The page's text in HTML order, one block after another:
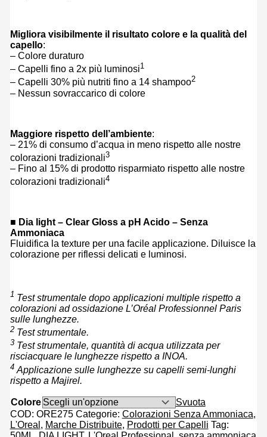
Migliora visibilmente il risultato colore e la qualità del
capello:
– Colore duraturo
– Capelli fino a 2x più luminosi1
– Capelli 30% più nutriti fino a 14 shampoo2
– Nessun sovraccarico di colore
Maggiore rispetto dell’ambiente:
– 21% di consumo d’acqua in meno rispetto alle nostre
colorazioni tradizionali3
– Fino al 15% di prodotto risparmiato rispetto alle nostre
colorazioni tradizionali4
■ Dia light – Clear Gloss a pH Acido – Senza
Ammoniaca
Fluidifica la texture per una facile applicazione. Diluisce la
colorazione per riflessi delicati e luminosi.
1 Test strumentale dopo applicazioni multiple rispetto a
colorazioni ad ossidazione L’Oréal Professionnel Paris
sulle lunghezze.
2Test strumentale.
3Test strumentale, quantità di acqua utilizzata per
risciacquare le lunghezze rispetto a INOA.
4Applicazione sulle lunghezze su capelli semi-lunghi
rispetto a Majirel.
Colore
Svuota
COD: ORE275 Categorie: Colorazioni Senza Ammoniaca,
L'Oreal , Marche Distribuite, Prodotti per Capelli Tag: